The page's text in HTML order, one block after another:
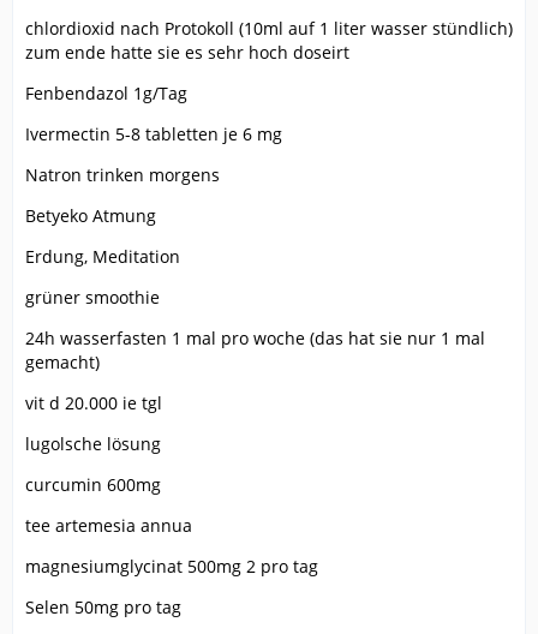
chlordioxid nach Protokoll (10ml auf 1 liter wasser stündlich)
zum ende hatte sie es sehr hoch doseirt
Fenbendazol 1g/Tag
Ivermectin 5-8 tabletten je 6 mg
Natron trinken morgens
Betyeko Atmung
Erdung, Meditation
grüner smoothie
24h wasserfasten 1 mal pro woche (das hat sie nur 1 mal
gemacht)
vit d 20.000 ie tgl
lugolsche lösung
curcumin 600mg
tee artemesia annua
magnesiumglycinat 500mg 2 pro tag
Selen 50mg pro tag